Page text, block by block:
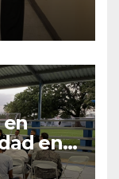
en
en